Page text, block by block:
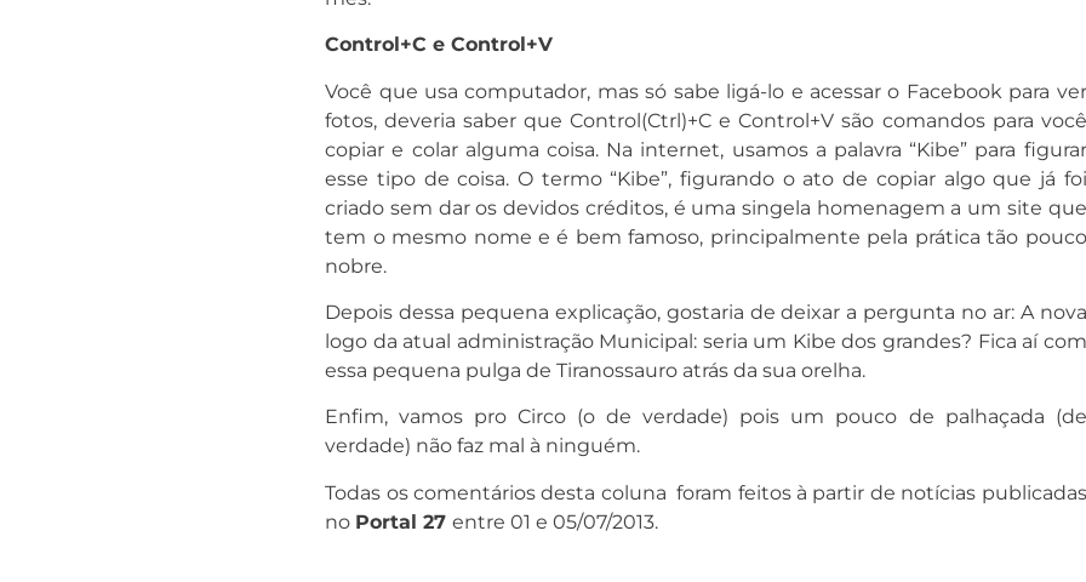
Control+C e Control+V
Você que usa computador, mas só sabe ligá-lo e acessar o Facebook para ver
fotos, deveria saber que Control(Ctrl)+C e Control+V são comandos para você
copiar e colar alguma coisa. Na internet, usamos a palavra “Kibe” para figurar
esse tipo de coisa. O termo “Kibe”, figurando o ato de copiar algo que já foi
criado sem dar os devidos créditos, é uma singela homenagem a um site que
tem o mesmo nome e é bem famoso, principalmente pela prática tão pouco
nobre.
Depois dessa pequena explicação, gostaria de deixar a pergunta no ar: A nova
logo da atual administração Municipal: seria um Kibe dos grandes? Fica aí com
essa pequena pulga de Tiranossauro atrás da sua orelha.
Enfim, vamos pro Circo (o de verdade) pois um pouco de palhaçada (de
verdade) não faz mal à ninguém.
Todas os comentários desta coluna foram feitos à partir de notícias publicadas
no Portal 27entre 01 e 05/07/2013.